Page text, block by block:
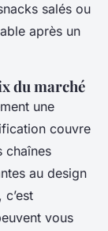
salés ou
après un
du marché
une
couvre
chaînes
au design
vous